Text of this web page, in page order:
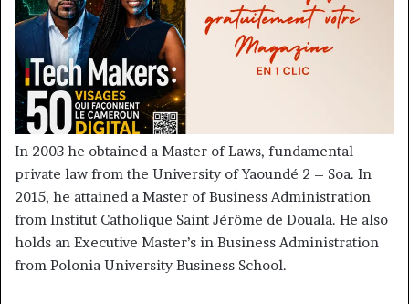
In 2003 he obtained a Master of Laws, fundamental
private law from the University of Yaoundé 2 – Soa. In
2015, he attained a Master of Business Administration
from Institut Catholique Saint Jérôme de Douala. He also
holds an Executive Master’s in Business Administration
from Polonia University Business School.